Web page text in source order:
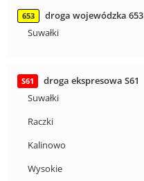
653
droga wojewódzka 653
Suwałki
S61
droga ekspresowa S61
Suwałki
Raczki
Kalinowo
Wysokie